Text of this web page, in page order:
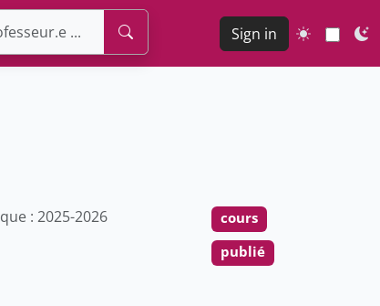
Sign in
: 2025-2026
cours
publié